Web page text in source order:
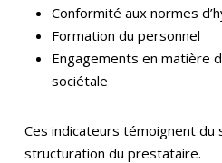
Conformité aux normes
Formation du personnel
Engagements en matière
sociétale
Ces indicateurs témoignent du
structuration du prestataire.